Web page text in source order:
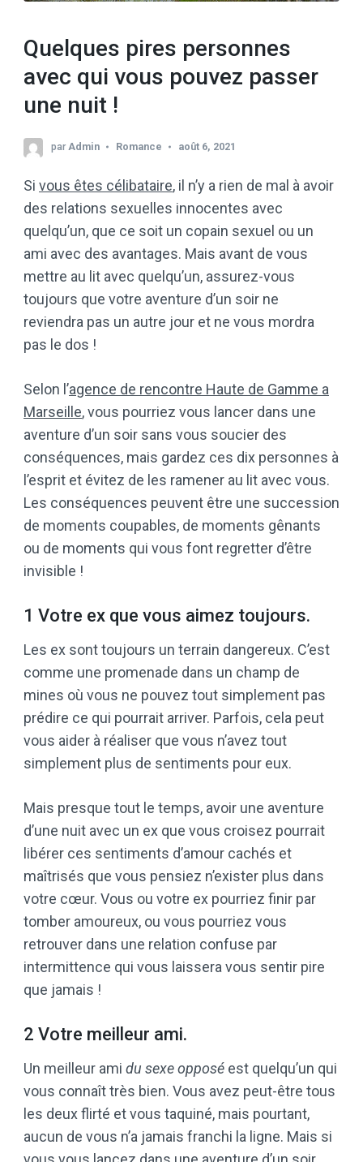
Quelques pires personnes
avec qui vous pouvez passer
une nuit !
parAdmin Romance août 6, 2021
Si vous êtes célibataire, il n’y a rien de mal à avoir
des relations sexuelles innocentes avec
quelqu’un, que ce soit un copain sexuel ou un
ami avec des avantages. Mais avant de vous
mettre au lit avec quelqu’un, assurez-vous
toujours que votre aventure d’un soir ne
reviendra pas un autre jour et ne vous mordra
pas le dos !
Selon l’agence de rencontre Haute de Gamme a
Marseille, vous pourriez vous lancer dans une
aventure d’un soir sans vous soucier des
conséquences, mais gardez ces dix personnes à
l’esprit et évitez de les ramener au lit avec vous.
Les conséquences peuvent être une succession
de moments coupables, de moments gênants
ou de moments qui vous font regretter d’être
invisible !
1 Votre ex que vous aimez toujours.
Les ex sont toujours un terrain dangereux. C’est
comme une promenade dans un champ de
mines où vous ne pouvez tout simplement pas
prédire ce qui pourrait arriver. Parfois, cela peut
vous aider à réaliser que vous n’avez tout
simplement plus de sentiments pour eux.
Mais presque tout le temps, avoir une aventure
d’une nuit avec un ex que vous croisez pourrait
libérer ces sentiments d’amour cachés et
maîtrisés que vous pensiez n’exister plus dans
votre cœur. Vous ou votre ex pourriez finir par
tomber amoureux, ou vous pourriez vous
retrouver dans une relation confuse par
intermittence qui vous laissera vous sentir pire
que jamais !
2 Votre meilleur ami.
Un meilleur ami du sexe opposé est quelqu’un qui
vous connaît très bien. Vous avez peut-être tous
les deux flirté et vous taquiné, mais pourtant,
aucun de vous n’a jamais franchi la ligne. Mais si